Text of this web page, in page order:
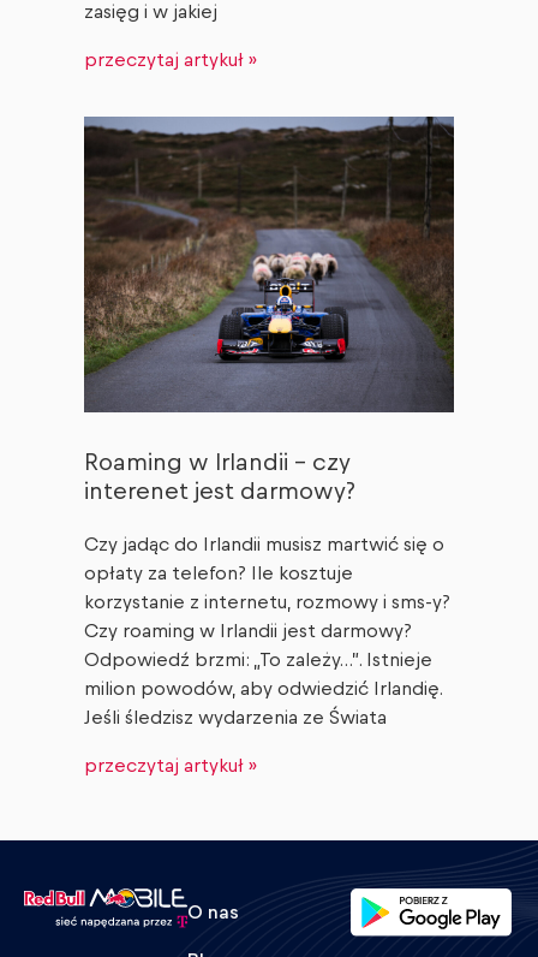
zasięg i w jakiej
przeczytaj artykuł »
Roaming w Irlandii – czy
interenet jest darmowy?
Czy jadąc do Irlandii musisz martwić się o
opłaty za telefon? Ile kosztuje
korzystanie z internetu, rozmowy i sms-y?
Czy roaming w Irlandii jest darmowy?
Odpowiedź brzmi: „To zależy…”. Istnieje
milion powodów, aby odwiedzić Irlandię.
Jeśli śledzisz wydarzenia ze Świata
przeczytaj artykuł »
O nas